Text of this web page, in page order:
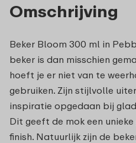
Omschrijving
Beker Bloom 300 ml in
beker is dan misschien
hoeft je er niet van te
gebruiken. Zijn stijlvolle
inspiratie opgedaan bij
Dit geeft de mok een
finish. Natuurlijk zijn de